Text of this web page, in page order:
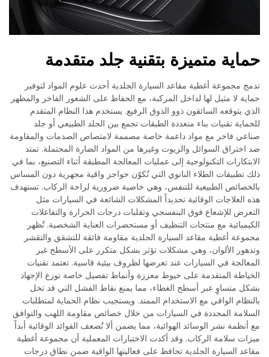
حماية متميزة بتقنية جلد متقدمة
تدمج مجموعة أغطية مقاعد السيارة الجلدية أحدث علوم المواد لتوفير
حماية لا مثيل لها لداخل المركبة، مع الحفاظ على الشعور الفاخر والمظهر
الذي يتوقعه السائقون ذوو الذوق الرفيع. يستخدم هذا النظام المتقدم
للحماية تقنيات بناء متعددة الطبقات تجمع بين الجلد الطبيعي أو جلد
صناعي فاخر مع مواد داعمة خاصة مصممة لامتصاص الصدمات والمقاومة
ضد اختراق السوائل والزيوت وغيرها من المواد الضارة المحتملة. تمتد
الابتكارات التكنولوجية إلى عمليات المعالجة المطبقة أثناء التصنيع، بما في
ذلك تطبيقات الطلاء النانوي التي تُكوّن حواجز واقية مجهرية دون المساس
بالخصائص الطبيعية للتنفس، وهي خاصية ضرورية لراحة الركاب. تستهدف
هذه العلاجات الوقائية تحديداً المشكلات الشائعة في السيارات مثل
التعرض للإشعاع فوق البنفسجي وتقلبات درجات الحرارة والتفاعلات
الكيميائية مع منتجات التنظيف أو مستحضرات العناية الشخصية. تُظهر
مجموعة أغطية مقاعد السيارة الجلدية مقاومة فائقة للتشقق والتقشر
وتدهور الألوان، وهي مشكلات تؤثر بشكل متكرر على الأسطح غير
المعالجة في السيارات عند تعرضها لظروف بيئية قاسية. تعتمد تقنيات
الخياطة المتقدمة على خيوط معززة وأنماط تفصيل خاصة توزع الإجهاد
بشكل متساوٍ عبر أسطح الغطاء، مما يمنع نقاط الفشل التي قد تخل
بالنظام الواقي مع الاستخدام الممتد. ويستجيب نظام الحماية لمتطلبات
السلامة المحددة في السيارات من خلال خصائص مقاومة اللهب والتوافق
مع أنظمة نشر الوسائد الهوائية، مما يضمن ألا تُضعف الفوائد الوقائية أبداً
ميزات سلامة الركاب. وقد أكدت الاختبارات المعملية أن مجموعة أغطية
مقاعد السيارة الجلدية تحافظ على فعاليتها الواقية ضمن نطاق درجات